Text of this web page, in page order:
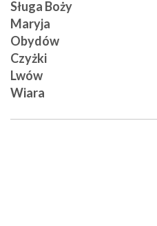
Sługa Boży
Maryja
Obydów
Czyżki
Lwów
Wiara